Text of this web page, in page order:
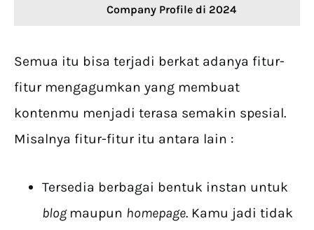
Company Profile di 2024
Semua itu bisa terjadi berkat adanya fitur-
fitur mengagumkan yang membuat
kontenmu menjadi terasa semakin spesial.
Misalnya fitur-fitur itu antara lain :
Tersedia berbagai bentuk instan untuk
blog maupun homepage. Kamu jadi tidak